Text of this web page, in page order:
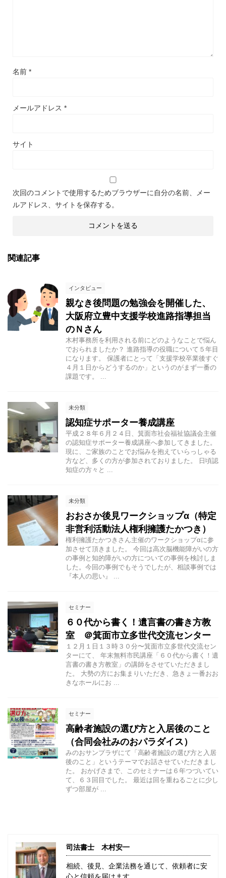
名前 *
メールアドレス *
サイト
次回のコメントで使用するためブラウザーに自分の名前、メー
ルアドレス、サイトを保存する。
関連記事
インタビュー
親なき後問題の勉強会を開催した、
大阪府立豊中支援学校進路指導担当
のＮさん
木村事務所を利用される前にどのようなことで悩ん
でおられましたか？ 進路指導の役職について５年目
になります。 保護者にとって「支援学校卒業後すぐ
４月１日からどうするのか」というのがまず一番の
課題です。 ...
未分類
認知症サポーター養成講座
平成２８年６月２４日、箕面市社会福祉協議会主催
の認知症サポーター養成講座へ参加してきました。
現に、ご家族のことでお悩みを抱えていらっしゃる
方など、多くの方が参加されておりました。 日頃認
知症の方々と ...
未分類
おおさか後見ワークショップα（特定
非営利活動法人権利擁護たかつき）
権利擁護たかつきさん主催のワークショップαに参
加させて頂きました。 今回は高次脳機能障がいの方
の事例と知的障がいの方についての事例を検討しま
した。今回の事例でもそうでしたが、相談事例では
『本人の思い』 ...
セミナー
６０代から書く！遺言書の書き方教
室 ＠箕面市立多世代交流センター
１２月１日１３時３０分〜箕面市立多世代交流セン
ターにて、 年末無料市民講座「６０代から書く！遺
言書の書き方教室」の講師をさせていただきまし
た。 大勢の方にお集まりいただき、急きょ一番おお
きなホールにお ...
セミナー
高齢者施設の選び方と入居後のこと
（合同会社みのおパラダイス）
みのおサンプラザにて「高齢者施設の選び方と入居
後のこと」というテーマでお話させていただきまし
た。 おかげさまで、このセミナーは６年つづいてい
て、６３回目でした。 最近は回を重ねるごとに少し
ずつ部屋が ...
司法書士 木村安一
相続、後見、企業法務を通じて、依頼者に安